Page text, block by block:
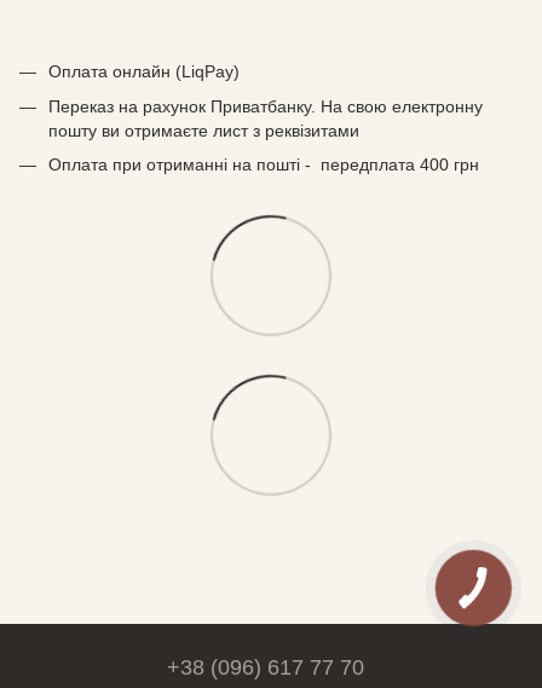
Оплата онлайн (LiqPay)
Переказ на рахунок Приватбанку. На свою електронну
пошту ви отримаєте лист з реквізитами
Оплата при отриманні на пошті - передплата 400 грн
+38 (096) 617 77 70